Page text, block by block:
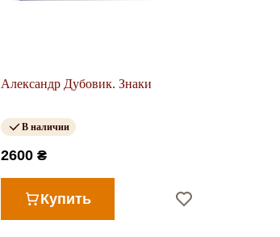
Александр Дубовик. Знаки
В наличии
2600 ₴
Купить